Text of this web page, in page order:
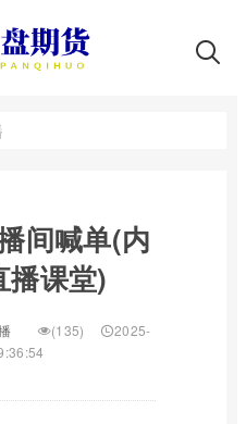
间喊单(内
播课堂)
(135)
2025-